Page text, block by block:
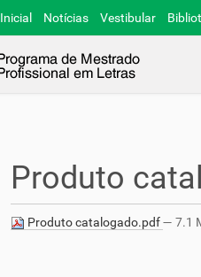
Notícias Vestibular
Produto
Produto catalogado.pdf— 7.1